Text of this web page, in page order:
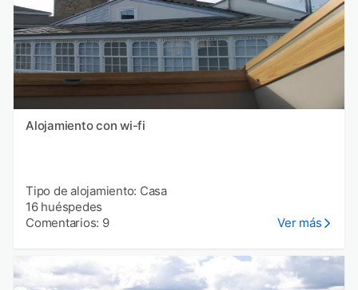
Alojamiento con wi-fi
Tipo de alojamiento: Casa
16 huéspedes
Comentarios: 9
Ver más